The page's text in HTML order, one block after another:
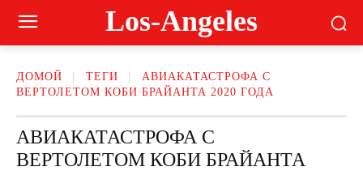
Los-Angeles
ДОМОЙ ТЕГИ
АВИАКАТАСТРОФА С
ВЕРТОЛЕТОМ КОБИ БРАЙАНТА 2020 ГОДА
АВИАКАТАСТРОФА С
ВЕРТОЛЕТОМ КОБИ БРАЙАНТА